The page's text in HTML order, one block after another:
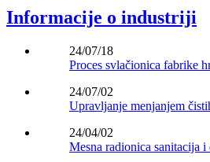
Informacije o industriji
24/07/18
Proces svlačionica fabrike
24/07/02
Upravljanje menjanjem
24/04/02
Mesna radionica sanitacija